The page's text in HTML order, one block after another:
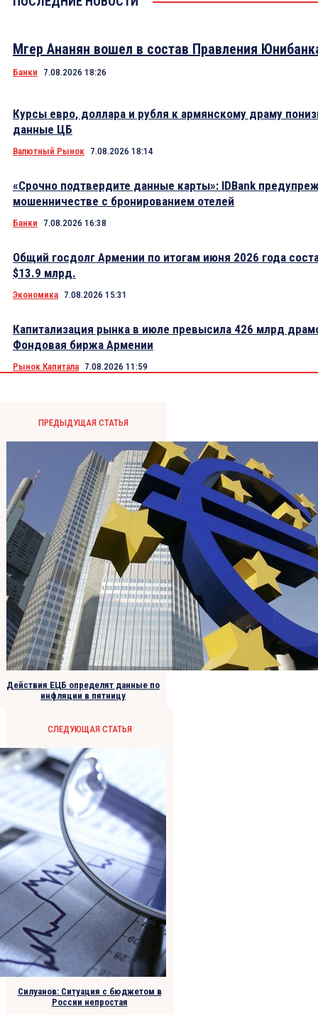
Мгер Ананян вошел в состав Правления
Банки 7.08.2026 18:26
Курсы евро, доллара и рубля к армянскому драму
данные ЦБ
Валютный Рынок 7.08.2026 18:14
«Срочно подтвердите данные карты»: IDBank
мошенничестве с бронированием отелей
Банки 7.08.2026 16:38
Общий госдолг Армении по итогам июня 2026 года
$13.9 млрд.
Экономика 7.08.2026 15:31
Капитализация рынка в июле превысила 426 млрд
Фондовая биржа Армении
Рынок Капитала 7.08.2026 11:59
ПРЕДЫДУЩАЯ СТАТЬЯ
Действия ЕЦБ определят данные по
инфляции в пятницу
СЛЕДУЮЩАЯ СТАТЬЯ
Силуанов: Ситуация с бюджетом в
России непростая